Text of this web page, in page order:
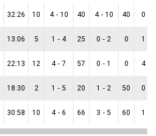
32:26 10 4 - 10 40 4 - 10 40 0
13:06 5 1 - 4 25 0 - 2 0 1
22:13 12 4 - 7 57 0 - 1 0 4
18:30 2 1 - 5 20 1 - 2 50 0
30:58 10 4 - 6 66 3 - 5 60 1